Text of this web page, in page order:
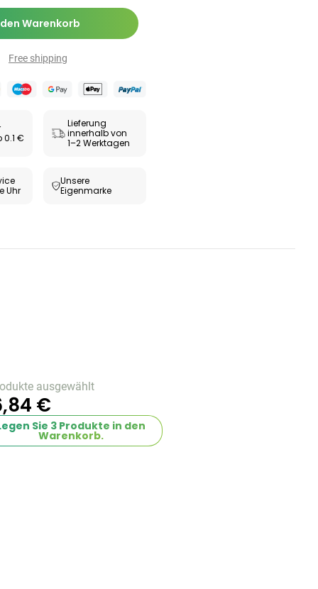
Warenkorb
Free shipping
€
Lieferung
innerhalb von
1–2 Werktagen
Uhr
Unsere
Eigenmarke
ausgewählt
€
Sie 3 Produkte in den
Warenkorb.